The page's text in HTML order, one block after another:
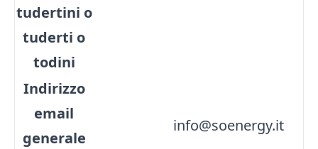
tudertini o
tuderti o
todini
Indirizzo
email
generale
info@soenergy.it